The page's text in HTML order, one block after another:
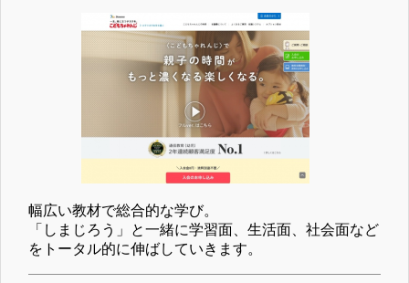
幅広い教材で総合的な学び。
「しまじろう」と一緒に学習面、生活面、社会面など
をトータル的に伸ばしていきます。